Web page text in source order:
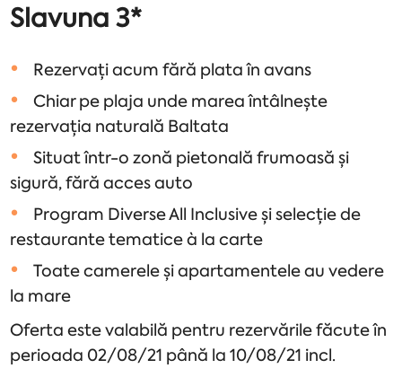
Slavuna 3*
Rezervați acum fără plata în avans
Chiar pe plaja unde marea întâlnește
rezervația naturală Baltata
Situat într-o zonă pietonală frumoasă și
sigură, fără acces auto
Program Diverse All Inclusive și selecție de
restaurante tematice à la carte
Toate camerele și apartamentele au vedere
la mare
Oferta este valabilă pentru rezervările făcute în
perioada 02/08/21 până la 10/08/21 incl.